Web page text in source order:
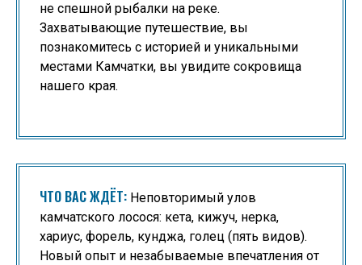
не спешной рыбалки на реке.
Захватывающие путешествие, вы
познакомитесь с историей и уникальными
местами Камчатки, вы увидите сокровища
нашего края.
ЧТО ВАС ЖДЁТ: Неповторимый улов
камчатского лосося: кета, кижуч, нерка,
хариус, форель, кунджа, голец (пять видов).
Новый опыт и незабываемые впечатления от